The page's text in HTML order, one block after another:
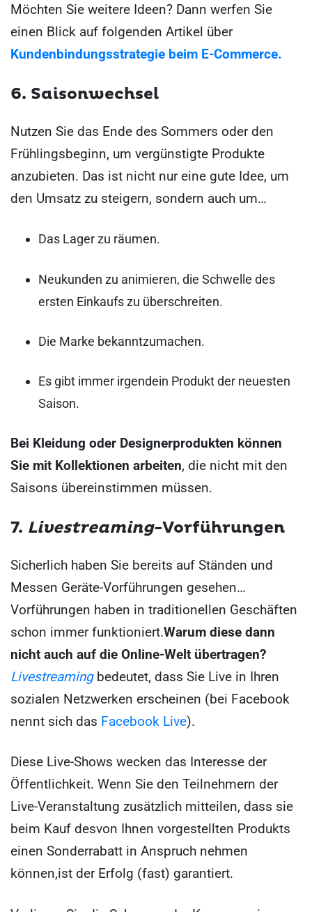
Möchten Sie weitere Ideen? Dann werfen Sie
einen Blick auf folgenden Artikel über
Kundenbindungsstrategie beim E-Commerce.
6. Saisonwechsel
Nutzen Sie das Ende des Sommers oder den
Frühlingsbeginn, um vergünstigte Produkte
anzubieten. Das ist nicht nur eine gute Idee, um
den Umsatz zu steigern, sondern auch um…
Das Lager zu räumen.
Neukunden zu animieren, die Schwelle des
ersten Einkaufs zu überschreiten.
Die Marke bekanntzumachen.
Es gibt immer irgendein Produkt der neuesten
Saison.
Bei Kleidung oder Designerprodukten können
Sie mit Kollektionen arbeiten, die nicht mit den
Saisons übereinstimmen müssen.
7. Livestreaming-Vorführungen
Sicherlich haben Sie bereits auf Ständen und
Messen Geräte-Vorführungen gesehen…
Vorführungen haben in traditionellen Geschäften
schon immer funktioniert.Warum diese dann
nicht auch auf die Online-Welt übertragen?
Livestreamingbedeutet, dass Sie Live in Ihren
sozialen Netzwerken erscheinen (bei Facebook
nennt sich das Facebook Live).
Diese Live-Shows wecken das Interesse der
Öffentlichkeit. Wenn Sie den Teilnehmern der
Live-Veranstaltung zusätzlich mitteilen, dass sie
beim Kauf desvon Ihnen vorgestellten Produkts
einen Sonderrabatt in Anspruch nehmen
können,ist der Erfolg (fast) garantiert.